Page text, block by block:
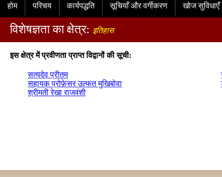
होम परिचय कार्यपद्धति सूचियाँ और वर्गीकरण खोज सुविधाएँ
विशेषज्ञता का क्षेत्र: इतिहास
इस क्षेत्र में प्रवीणता प्राप्त विद्वानों की सूची:
सत्यदेव प्रीतम
सहायक प्रोफ़ेसर उल्फत मुखिबोवा
श्रीमती रेखा राजवंशी